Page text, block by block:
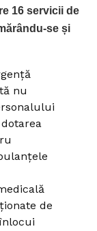
16 servicii de
se și
nu
de